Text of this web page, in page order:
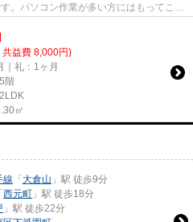
。パソコン作業が多い方にはもってこい
共益費 8,000円)
｜礼：1ヶ月
階
㎡
線 「 大倉山 」駅 徒歩9分
西元町 」駅 徒歩18分
」駅 徒歩22分